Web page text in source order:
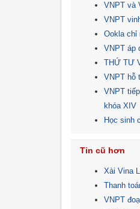
VNPT và
VNPT
Ookla chỉ
VNPT áp
THỨ TƯ
VNPT hỗ
VNPT
khóa XIV
Học sinh
Tin cũ hơn
Xài Vina
Thanh
VNPT